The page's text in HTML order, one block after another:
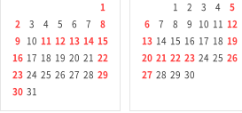
1
2
3 4 5 6 7
8
9
10 11 12 13 14 15
16 17 18 19 20 21
22
23 24 25 26 27 28 29
30 31
1
2 3 4
5
6
7 8 9 10 11
12
13 14 15 16 17 18 19
20 21 22 23 24 25 26
27 28 29 30